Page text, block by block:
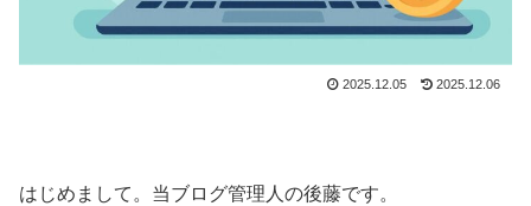
2025.12.05 2025.12.06
はじめまして。当ブログ管理人の後藤です。